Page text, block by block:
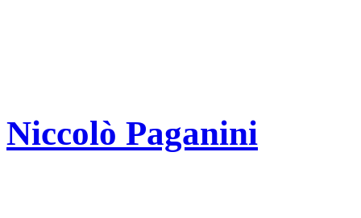
Niccolò Paganini